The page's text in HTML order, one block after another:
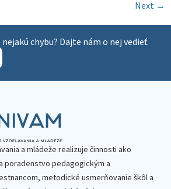
Next →
chybu? Dajte nám o nej vedieť.
a mládeže realizuje činnosti ako
poradenstvo pedagogickým a
metodické usmerňovanie škôl a